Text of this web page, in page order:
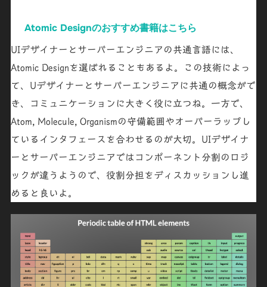
Atomic Designのおすすめ書籍はこちら
UIデザイナーとサーバーエンジニアの共通言語には、
Atomic Designを選ばれることもあるよ。この技術によっ
て、Uデザイナーとサーバーエンジニアに共通の概念がで
き、コミュニケーションに大きく役に立つね。一方で、
Atom, Molecule, Organismの守備範囲やオーバーラップし
ているインタフェースを合わせるのが大切。UIデザイナ
ーとサーバーエンジニアではコンポーネント分割のロジ
ックが違うようので、役割分担をディスカッションし進
めると良いよ。